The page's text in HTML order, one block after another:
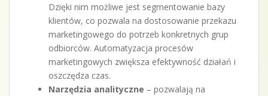
Dzięki nim możliwe jest segmentowanie bazy
klientów, co pozwala na dostosowanie przekazu
marketingowego do potrzeb konkretnych grup
odbiorców. Automatyzacja procesów
marketingowych zwiększa efektywność działań i
oszczędza czas.
Narzędzia analityczne – pozwalają na